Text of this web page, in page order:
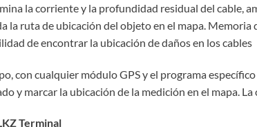
la corriente y la profundidad residual del cable,
la ruta de ubicación del objeto en el mapa.
de encontrar la ubicación de daños en los cables
con cualquier módulo GPS y el programa
y marcar la ubicación de la medición en el mapa.
Terminal